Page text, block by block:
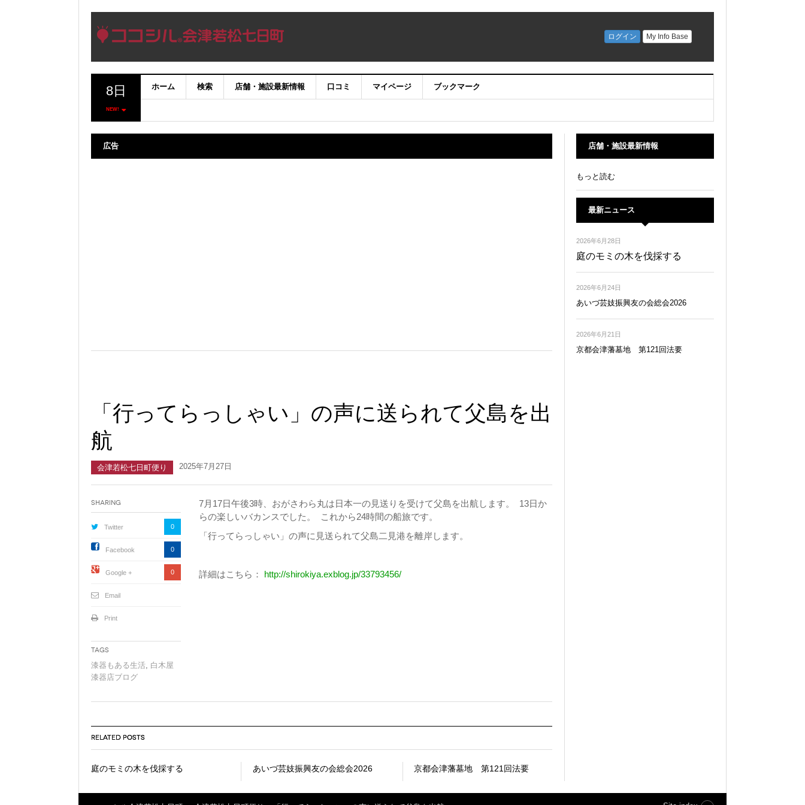
8日
NEW!
ホーム 検索 店舗・施設最新情報 口コミ マイページ ブックマーク
広告
「行ってらっしゃい」の声に送られて父島を出
航
会津若松七日町便り 2025年7月27日
7月17日午後3時、おがさわら丸は日本一の見送りを受けて父島を出航します。 13日か
らの楽しいバカンスでした。 これから24時間の船旅です。
「行ってらっしゃい」の声に見送られて父島二見港を離岸します。
詳細はこちら： http://shirokiya.exblog.jp/33793456/
Sharing
Twitter 0
Facebook 0
Google + 0
Email
Print
Tags
漆器もある生活, 白木屋
漆器店ブログ
RELATED POSTS
庭のモミの木を伐採する あいづ芸妓振興友の会総会2026 京都会津藩墓地 第121回法要
店舗・施設最新情報
もっと読む
最新ニュース
2026年6月28日
庭のモミの木を伐採する
2026年6月24日
あいづ芸妓振興友の会総会2026
2026年6月21日
京都会津藩墓地 第121回法要